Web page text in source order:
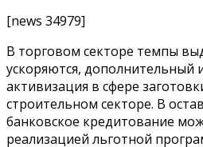
[news 34979]
В торговом секторе темпы
ускоряются, дополнительный
активизация в сфере
строительном секторе. В
банковское кредитование
реализацией льготной